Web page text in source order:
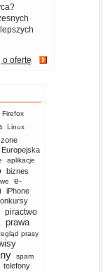
o ofertę
Firefox
Linux
Europejska
aplikacje
biznes
e-
iPhone
piractwo
prawa
prasy
spam
telefony